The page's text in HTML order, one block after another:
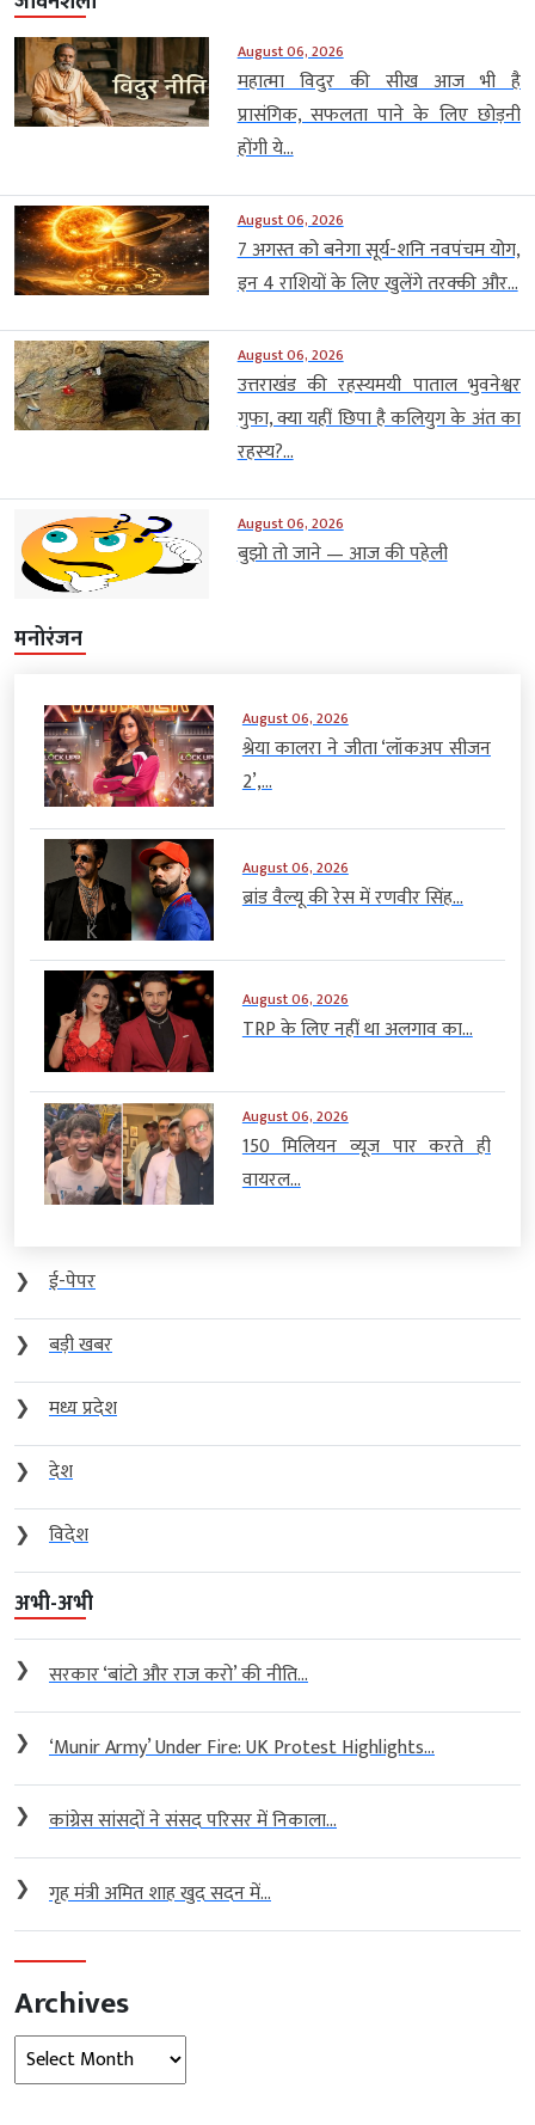
August 06, 2026
महात्मा विदुर की सीख आज भी है
प्रासंगिक, सफलता पाने के लिए छोड़नी
होंगी ये...
August 06, 2026
7 अगस्त को बनेगा सूर्य-शनि नवपंचम योग,
इन 4 राशियों के लिए खुलेंगे तरक्की और...
August 06, 2026
उत्तराखंड की रहस्यमयी पाताल भुवनेश्वर
गुफा, क्या यहीं छिपा है कलियुग के अंत का
रहस्य?...
August 06, 2026
बुझो तो जाने — आज की पहेली
मनोरंजन
August 06, 2026
श्रेया कालरा ने जीता ‘लॉकअप सीजन
2’,...
August 06, 2026
ब्रांड वैल्यू की रेस में रणवीर सिंह...
August 06, 2026
TRP के लिए नहीं था अलगाव का...
August 06, 2026
150 मिलियन व्यूज पार करते ही
वायरल...
❯
ई-पेपर
❯
बड़ी खबर
❯
मध्य प्रदेश
❯
देश
❯
विदेश
अभी-अभी
❯ सरकार ‘बांटो और राज करो’ की नीति...
❯ ‘Munir Army’ Under Fire: UK Protest Highlights...
❯ कांग्रेस सांसदों ने संसद परिसर में निकाला...
❯ गृह मंत्री अमित शाह खुद सदन में...
Archives
Archives